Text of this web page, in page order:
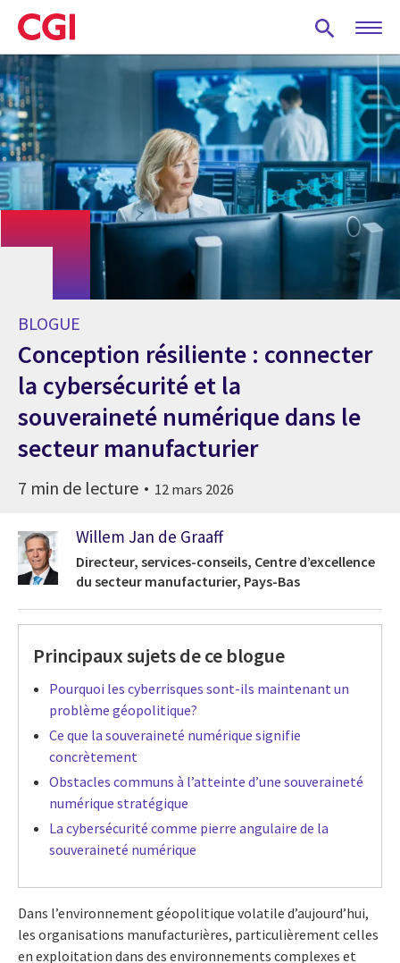
Skip
to
main
content
BLOGUE
Conception résiliente : connecter
la cybersécurité et la
souveraineté numérique dans le
secteur manufacturier
7 min de lecture 12 mars 2026
Willem Jan de Graaff
Directeur, services-conseils, Centre d’excellence
du secteur manufacturier, Pays-Bas
Principaux sujets de ce blogue
Pourquoi les cyberrisques sont-ils maintenant un
problème géopolitique?
Ce que la souveraineté numérique signifie
concrètement
Obstacles communs à l’atteinte d’une souveraineté
numérique stratégique
La cybersécurité comme pierre angulaire de la
souveraineté numérique
Dans l’environnement géopolitique volatile d’aujourd’hui,
les organisations manufacturières, particulièrement celles
en exploitation dans des environnements complexes et